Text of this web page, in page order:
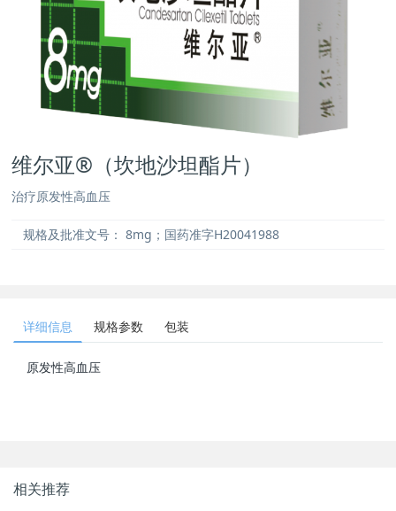
维尔亚®（坎地沙坦酯片）
治疗原发性高血压
规格及批准文号： 8mg；国药准字H20041988
详细信息 规格参数 包装
原发性高血压
相关推荐